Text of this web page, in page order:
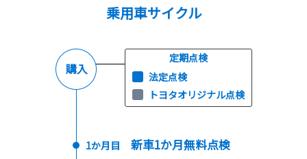
乗用車サイクル
購入
定期点検
法定点検
トヨタオリジナル点検
1か月目新車1か月無料点検